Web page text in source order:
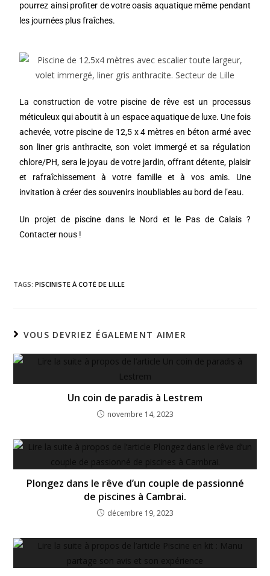
pourrez ainsi profiter de votre oasis aquatique même pendant
les journées plus fraîches.
La construction de votre piscine de rêve est un processus
méticuleux qui aboutit à un espace aquatique de luxe. Une fois
achevée, votre piscine de 12,5 x 4 mètres en béton armé avec
son liner gris anthracite, son volet immergé et sa régulation
chlore/PH, sera le joyau de votre jardin, offrant détente, plaisir
et rafraîchissement à votre famille et à vos amis. Une
invitation à créer des souvenirs inoubliables au bord de l’eau.
Un projet de piscine dans le Nord et le Pas de Calais ?
Contacter nous !
TAGS:PISCINISTE À COTÉ DE LILLE
VOUS DEVRIEZ ÉGALEMENT AIMER
Un coin de paradis à Lestrem
novembre 14, 2023
Plongez dans le rêve d’un couple de passionné
de piscines à Cambrai.
décembre 19, 2023